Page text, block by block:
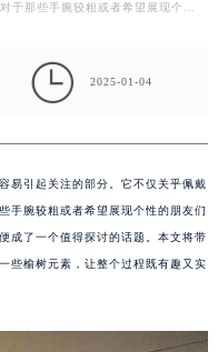
于那些手腕较粗或者希望展现个…
 2025-01-04
易引起关注的部分。它不仅关乎佩戴
手腕较粗或者希望展现个性的朋友们
成了一个值得探讨的话题。本文将带
些榆树元素，让整个过程既有趣又实